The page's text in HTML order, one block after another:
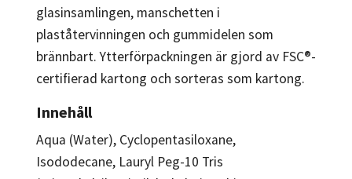
glasinsamlingen, manschetten i
plaståtervinningen och gummidelen som
brännbart. Ytterförpackningen är gjord av FSC®-
certifierad kartong och sorteras som kartong.
Innehåll
Aqua (Water), Cyclopentasiloxane,
Isododecane, Lauryl Peg-10 Tris